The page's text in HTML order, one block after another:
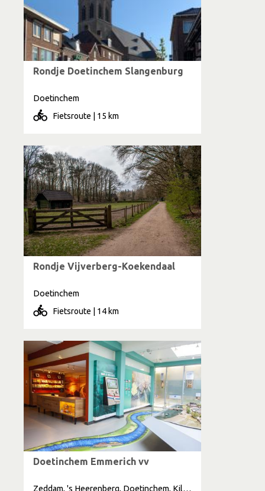
Rondje Doetinchem Slangenburg
Doetinchem
Fietsroute | 15 km
Rondje Vijverberg-Koekendaal
Doetinchem
Fietsroute | 14 km
Doetinchem Emmerich vv
Zeddam, 's Heerenberg, Doetinchem, Kilder, Stokkum, Emmerich am Rhein